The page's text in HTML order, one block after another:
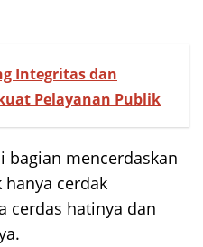
Integritas dan
Pelayanan Publik
bagian mencerdaskan
hanya cerdak
cerdas hatinya dan